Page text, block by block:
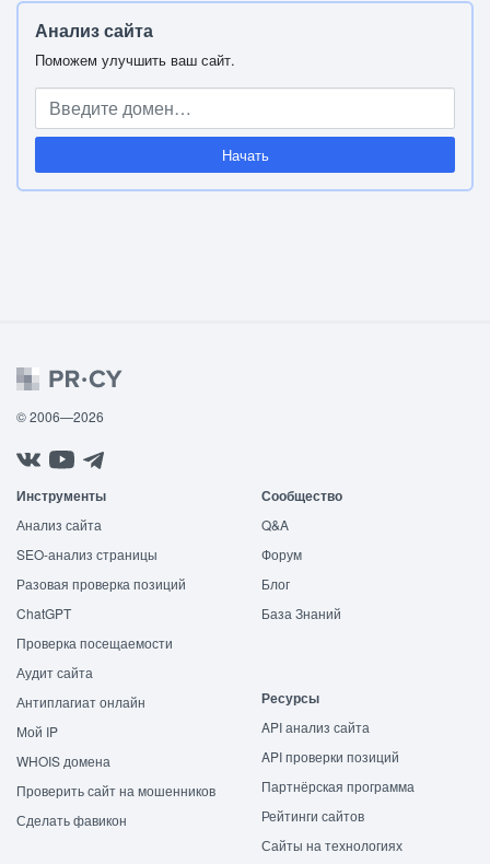
Анализ сайта
Поможем улучшить ваш сайт.
Начать
© 2006—2026
Инструменты
Анализ сайта
SEO-анализ страницы
Разовая проверка позиций
ChatGPT
Проверка посещаемости
Аудит сайта
Антиплагиат онлайн
Мой IP
WHOIS домена
Проверить сайт на мошенников
Сделать фавикон
Сообщество
Q&A
Форум
Блог
База Знаний
Ресурсы
API анализ сайта
API проверки позиций
Партнёрская программа
Рейтинги сайтов
Сайты на технологиях